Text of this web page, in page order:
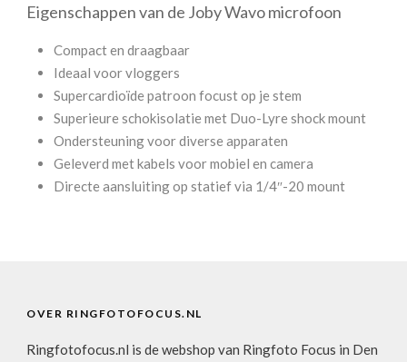
Eigenschappen van de Joby Wavo microfoon
Compact en draagbaar
Ideaal voor vloggers
Supercardioïde patroon focust op je stem
Superieure schokisolatie met Duo-Lyre shock mount
Ondersteuning voor diverse apparaten
Geleverd met kabels voor mobiel en camera
Directe aansluiting op statief via 1/4″-20 mount
OVER RINGFOTOFOCUS.NL
Ringfotofocus.nl is de webshop van Ringfoto Focus in Den